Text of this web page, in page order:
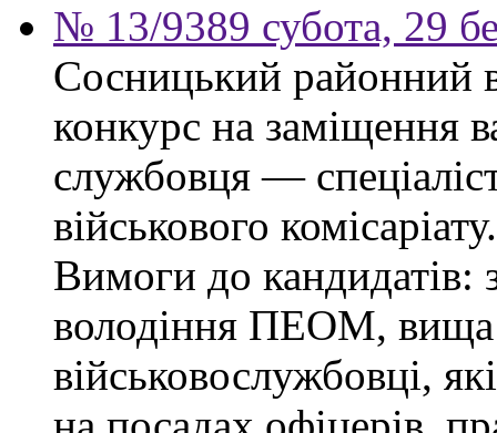
№ 13/9389 субота, 29
Сосницький районний
конкурс на заміщення
службовця —
військового комісаріату.
Вимоги до кандидатів:
володіння ПЕОМ, вища
військовослужбовці,